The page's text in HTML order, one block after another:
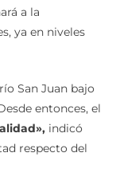
a la
ya en niveles
San Juan bajo
entonces, el
indicó
respecto del